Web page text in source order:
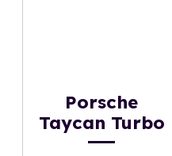
Porsche
Taycan Turbo